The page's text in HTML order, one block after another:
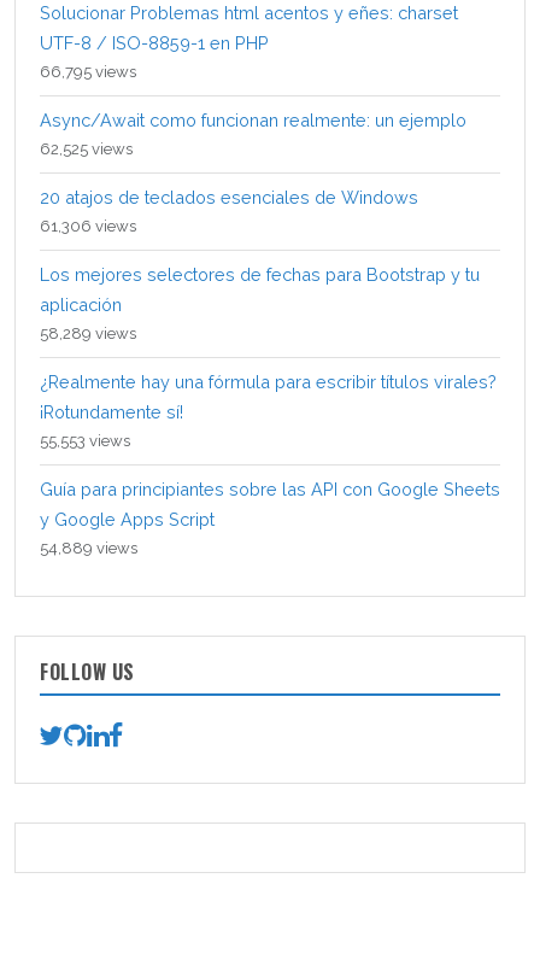
Solucionar Problemas html acentos y eñes: charset
UTF-8 / ISO-8859-1 en PHP
66,795 views
Async/Await como funcionan realmente: un ejemplo
62,525 views
20 atajos de teclados esenciales de Windows
61,306 views
Los mejores selectores de fechas para Bootstrap y tu
aplicación
58,289 views
¿Realmente hay una fórmula para escribir títulos virales?
¡Rotundamente sí!
55,553 views
Guía para principiantes sobre las API con Google Sheets
y Google Apps Script
54,889 views
FOLLOW US